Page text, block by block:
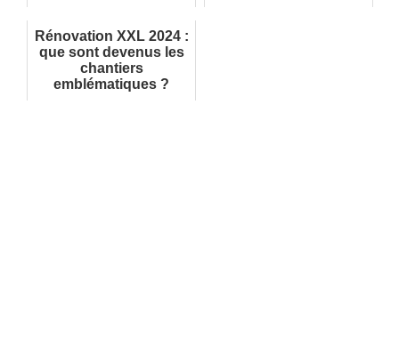
Rénovation XXL 2024 :
que sont devenus les
chantiers
emblématiques ?